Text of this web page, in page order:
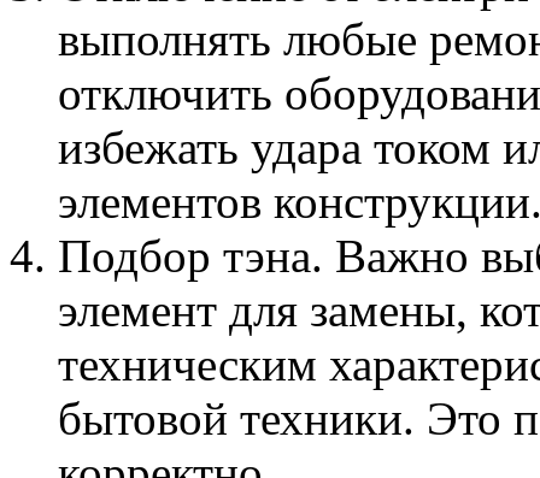
выполнять любые
отключить
избежать удара током
элементов
Подбор тэна. Важно
элемент для замены,
техническим
бытовой техники. Это